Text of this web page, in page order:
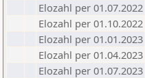
Elozahl per 01.07.2022
Elozahl per 01.10.2022
Elozahl per 01.01.2023
Elozahl per 01.04.2023
Elozahl per 01.07.2023